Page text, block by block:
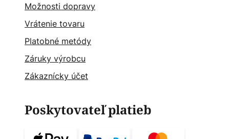
Možnosti dopravy
Vrátenie tovaru
Platobné metódy
Záruky výrobcu
Zákaznícky účet
Poskytovateľ platieb